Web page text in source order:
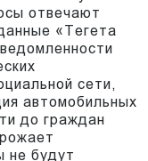
отвечают
«Тегета
сети,
автомобильных
до граждан
не будут